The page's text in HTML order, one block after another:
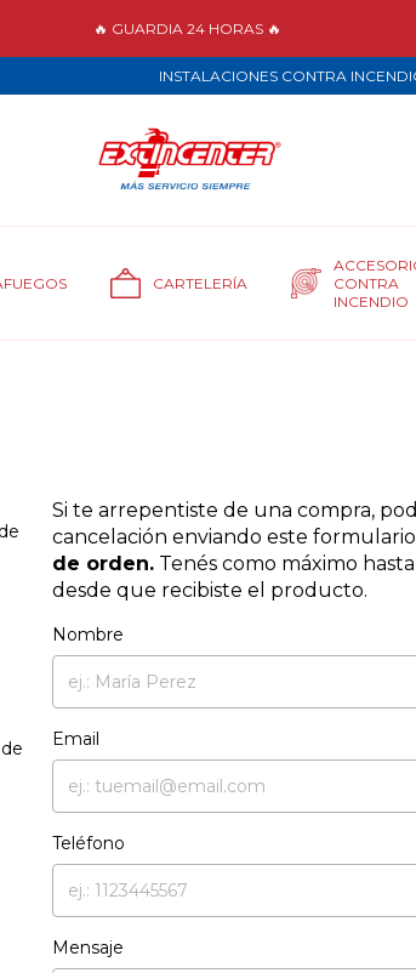
🔥 GUARDIA 24 HORAS 🔥
INSTALACIONES CONTRA
CARTELERÍA
CONTRA
INCENDIO
Si te arrepentiste de una compra,
cancelación enviando este formulario
de orden. Tenés como máximo
desde que recibiste el producto.
Nombre
Email
Teléfono
Mensaje